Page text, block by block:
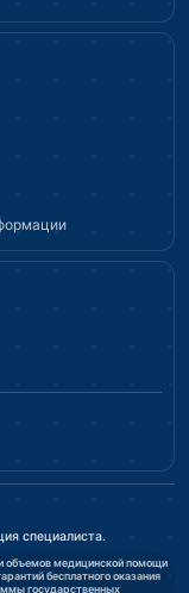
специалиста.
объемов медицинской помощи
бесплатного оказания
государственных